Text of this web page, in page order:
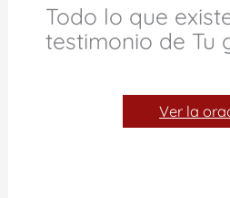
Todo lo que
testimonio de Tu
Ver la